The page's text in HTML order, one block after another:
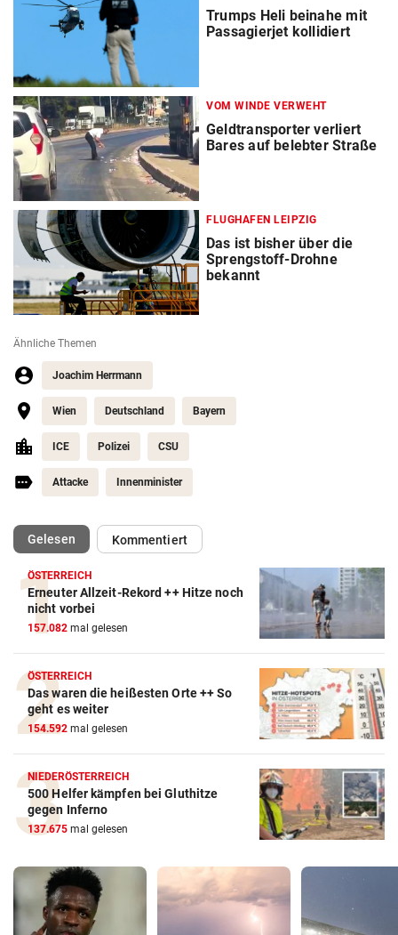
Trumps Heli beinahe mit
Passagierjet kollidiert
VOM WINDE VERWEHT
Geldtransporter verliert
Bares auf belebter Straße
FLUGHAFEN LEIPZIG
Das ist bisher über die
Sprengstoff-Drohne
bekannt
Ähnliche Themen
Joachim Herrmann
Wien Deutschland Bayern
ICE Polizei CSU
Attacke Innenminister
Gelesen(ausgewählt)Kommentiert
ÖSTERREICH
Erneuter Allzeit-Rekord ++ Hitze noch
nicht vorbei
157.082 mal gelesen
ÖSTERREICH
Das waren die heißesten Orte ++ So
geht es weiter
154.592 mal gelesen
NIEDERÖSTERREICH
500 Helfer kämpfen bei Gluthitze
gegen Inferno
137.675 mal gelesen